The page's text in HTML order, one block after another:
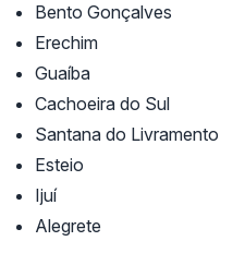
Bento Gonçalves
Erechim
Guaíba
Cachoeira do Sul
Santana do Livramento
Esteio
Ijuí
Alegrete